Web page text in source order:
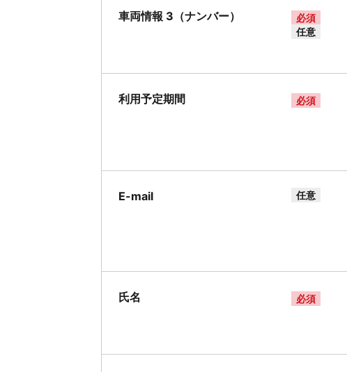
車両情報 3（ナンバー）
必須
任意
利用予定期間 必須
E-mail 任意
氏名 必須